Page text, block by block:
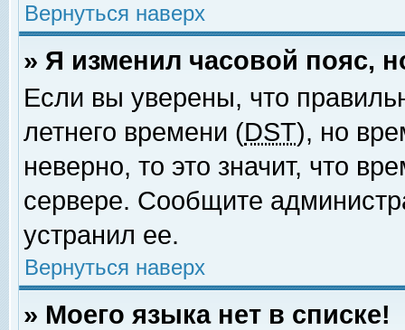
Вернуться наверх
» Я изменил часовой пояс,
Если вы уверены, что
летнего времени (DST), но
неверно, то это значит, что
сервере. Сообщите
устранил ее.
Вернуться наверх
» Моего языка нет в списке!